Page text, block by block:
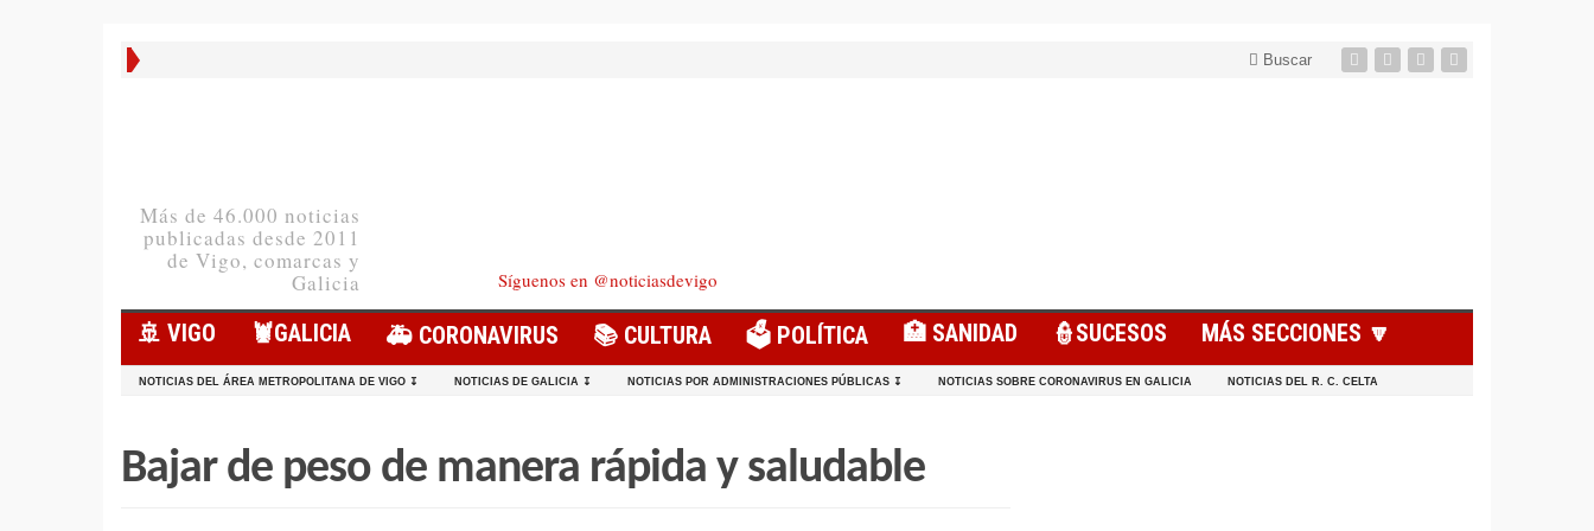
Buscar
Más de 46.000 noticias
publicadas desde 2011
de Vigo, comarcas y
Galicia
Síguenos en @noticiasdevigo
🚢 VIGO 🦞️GALICIA 🚑 CORONAVIRUS 📚 CULTURA 🗳️ POLÍTICA 🏥 SANIDAD 👮SUCESOS MÁS SECCIONES 🔽
NOTICIAS DEL ÁREA METROPOLITANA DE VIGO ↧ NOTICIAS DE GALICIA ↧ NOTICIAS POR ADMINISTRACIONES PÚBLICAS ↧ NOTICIAS SOBRE CORONAVIRUS EN GALICIA NOTICIAS DEL R. C. CELTA
Bajar de peso de manera rápida y saludable